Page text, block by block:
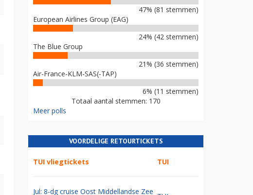
47% (81 stemmen)
European Airlines Group (EAG)
24% (42 stemmen)
The Blue Group
21% (36 stemmen)
Air-France-KLM-SAS(-TAP)
6% (11 stemmen)
Totaal aantal stemmen: 170
Meer polls
VOORDELIGE RETOURTICKETS
TUI vliegtickets TUI
Jul: 8-dg cruise Oost Middellandse Zee